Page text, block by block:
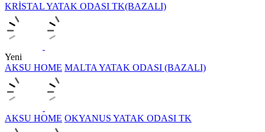
KRİSTAL YATAK ODASI TK(BAZALI)
Yeni
AKSU HOME MALTA YATAK ODASI (BAZALI)
AKSU HOME OKYANUS YATAK ODASI TK